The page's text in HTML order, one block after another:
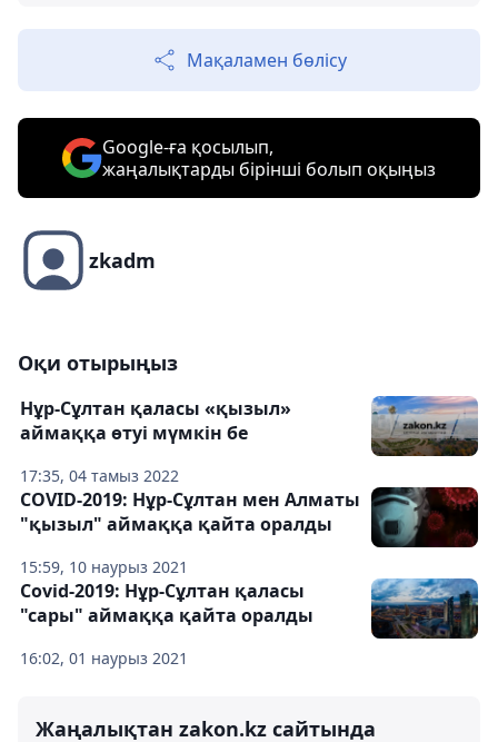
Мақаламен бөлісу
Google-ға қосылып,
жаңалықтарды бірінші болып оқыңыз
zkadm
Оқи отырыңыз
17:35, 04 тамыз 2022
Нұр-Сұлтан қаласы «қызыл»
аймаққа өтуі мүмкін бе
15:59, 10 наурыз 2021
COVID-2019: Нұр-Сұлтан мен Алматы
"қызыл" аймаққа қайта оралды
16:02, 01 наурыз 2021
Covid-2019: Нұр-Сұлтан қаласы
"сары" аймаққа қайта оралды
Жаңалықтан zakon.kz сайтында